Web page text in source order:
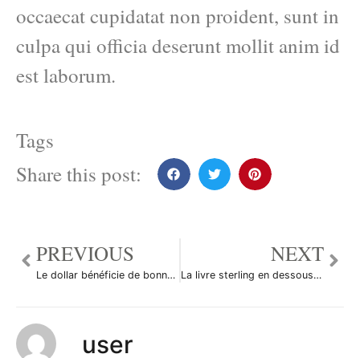
occaecat cupidatat non proident, sunt in
culpa qui officia deserunt mollit anim id
est laborum.
Tags
Share this post:
PREVIOUS
Le dollar bénéficie de bonnes surprises
NEXT
La livre sterling en dessous du seuil de 2 dollars
user